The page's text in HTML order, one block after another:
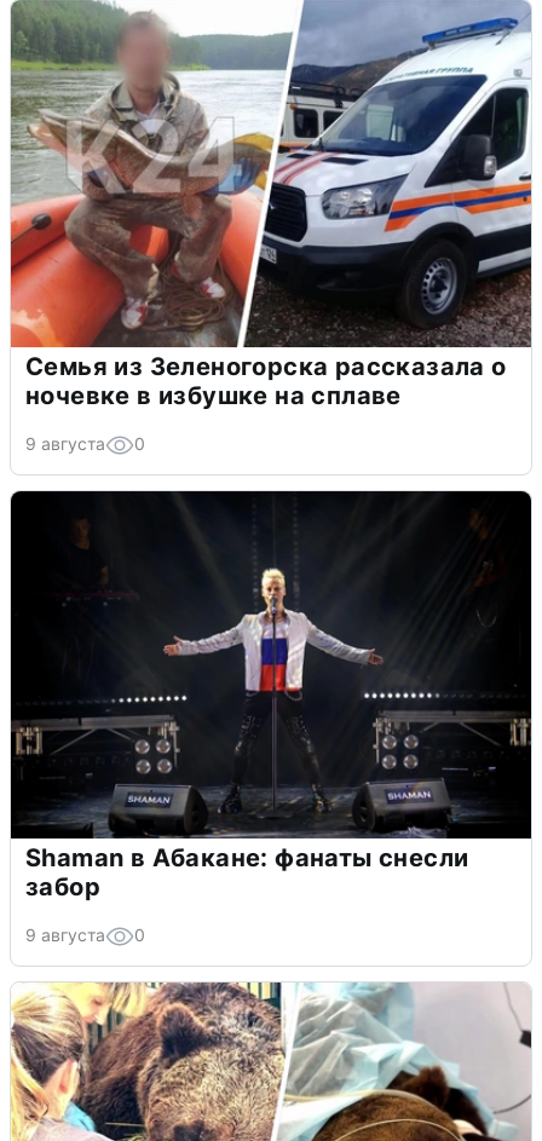
Семья из Зеленогорска рассказала о
ночевке в избушке на сплаве
9 августа 0
Shaman в Абакане: фанаты снесли
забор
9 августа 0